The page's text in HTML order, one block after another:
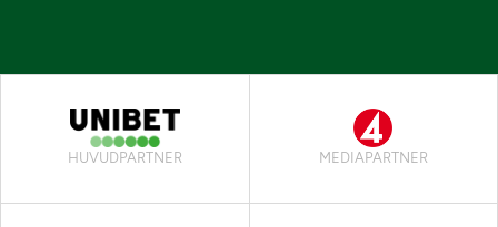
HUVUDPARTNER MEDIAPARTNER